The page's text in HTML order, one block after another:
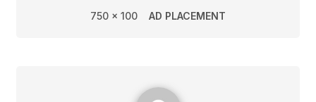
750 x 100 AD PLACEMENT